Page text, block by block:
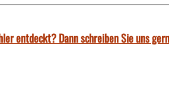
entdeckt? Dann schreiben Sie uns